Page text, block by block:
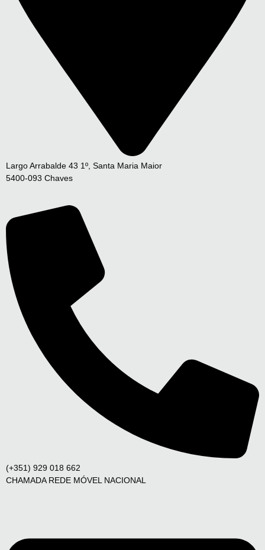
Largo Arrabalde 43 1º, Santa Maria Maior
5400-093 Chaves
(+351) 929 018 662
CHAMADA REDE MÓVEL NACIONAL